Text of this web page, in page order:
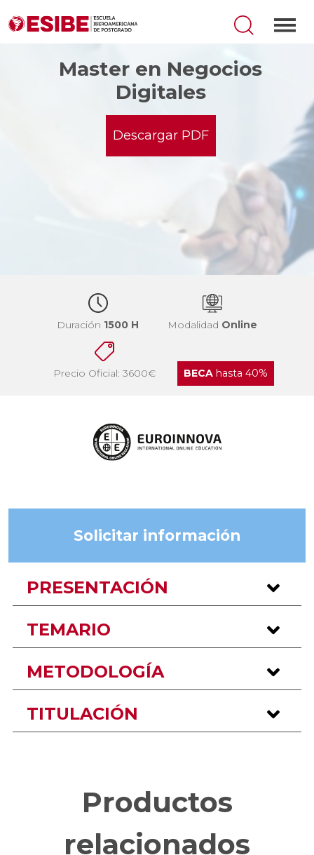
Master en Negocios
Digitales
Descargar PDF
Duración 1500 H Modalidad Online
Precio Oficial: 3600€ BECAhasta 40%
Solicitar información
PRESENTACIÓN
TEMARIO
METODOLOGÍA
TITULACIÓN
Productos
relacionados